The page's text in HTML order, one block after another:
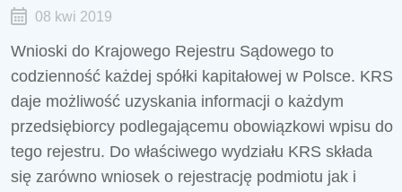
08 kwi 2019
Wnioski do Krajowego Rejestru Sądowego to
codzienność każdej spółki kapitałowej w Polsce. KRS
daje możliwość uzyskania informacji o każdym
przedsiębiorcy podlegającemu obowiązkowi wpisu do
tego rejestru. Do właściwego wydziału KRS składa
się zarówno wniosek o rejestrację podmiotu jak i